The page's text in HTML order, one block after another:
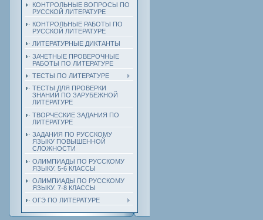
КОНТРОЛЬНЫЕ ВОПРОСЫ ПО
РУССКОЙ ЛИТЕРАТУРЕ
КОНТРОЛЬНЫЕ РАБОТЫ ПО
РУССКОЙ ЛИТЕРАТУРЕ
ЛИТЕРАТУРНЫЕ ДИКТАНТЫ
ЗАЧЕТНЫЕ ПРОВЕРОЧНЫЕ
РАБОТЫ ПО ЛИТЕРАТУРЕ
ТЕСТЫ ПО ЛИТЕРАТУРЕ
ТЕСТЫ ДЛЯ ПРОВЕРКИ
ЗНАНИЙ ПО ЗАРУБЕЖНОЙ
ЛИТЕРАТУРЕ
ТВОРЧЕСКИЕ ЗАДАНИЯ ПО
ЛИТЕРАТУРЕ
ЗАДАНИЯ ПО РУССКОМУ
ЯЗЫКУ ПОВЫШЕННОЙ
СЛОЖНОСТИ
ОЛИМПИАДЫ ПО РУССКОМУ
ЯЗЫКУ. 5-6 КЛАССЫ
ОЛИМПИАДЫ ПО РУССКОМУ
ЯЗЫКУ. 7-8 КЛАССЫ
ОГЭ ПО ЛИТЕРАТУРЕ